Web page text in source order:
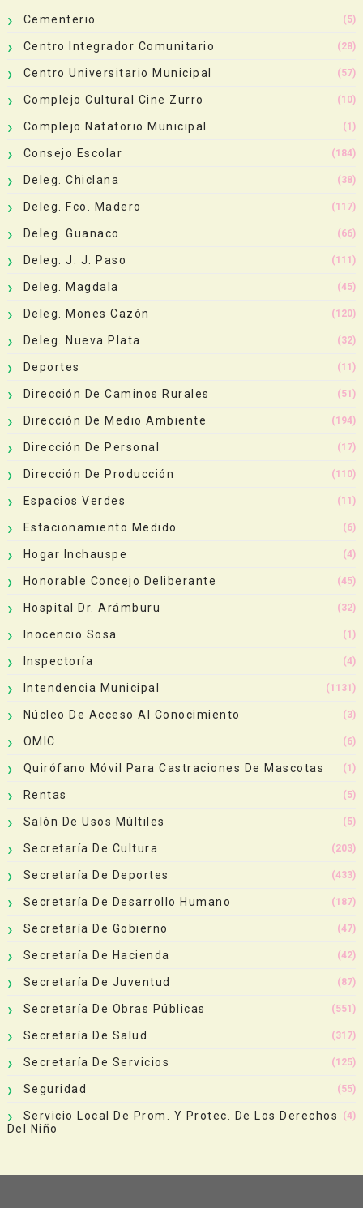
Cementerio (5)
Centro Integrador Comunitario (28)
Centro Universitario Municipal (57)
Complejo Cultural Cine Zurro (10)
Complejo Natatorio Municipal (1)
Consejo Escolar (184)
Deleg. Chiclana (38)
Deleg. Fco. Madero (117)
Deleg. Guanaco (66)
Deleg. J. J. Paso (111)
Deleg. Magdala (45)
Deleg. Mones Cazón (120)
Deleg. Nueva Plata (32)
Deportes (11)
Dirección De Caminos Rurales (51)
Dirección De Medio Ambiente (194)
Dirección De Personal (17)
Dirección De Producción (110)
Espacios Verdes (11)
Estacionamiento Medido (6)
Hogar Inchauspe (4)
Honorable Concejo Deliberante (45)
Hospital Dr. Arámburu (32)
Inocencio Sosa (1)
Inspectoría (4)
Intendencia Municipal (1131)
Núcleo De Acceso Al Conocimiento (3)
OMIC (6)
Quirófano Móvil Para Castraciones De Mascotas (1)
Rentas (5)
Salón De Usos Múltiles (5)
Secretaría De Cultura (203)
Secretaría De Deportes (433)
Secretaría De Desarrollo Humano (187)
Secretaría De Gobierno (47)
Secretaría De Hacienda (42)
Secretaría De Juventud (87)
Secretaría De Obras Públicas (551)
Secretaría De Salud (317)
Secretaría De Servicios (125)
Seguridad (55)
Servicio Local De Prom. Y Protec. De Los Derechos
Del Niño
(4)